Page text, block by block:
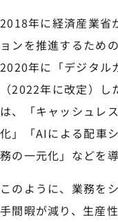
2018年に経済産業省
ョンを推進するため
2020年に「デジタル
（2022年に改定）
は、「キャッシュレ
化」「AIによる配車
務の一元化」などを
このように、業務を
手間暇が減り、生産